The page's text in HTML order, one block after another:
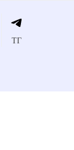
ТГ